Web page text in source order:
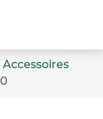
Accessoires